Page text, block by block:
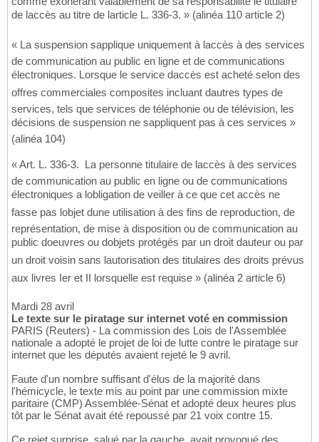
de laccès au titre de larticle L. 336-3. » (alinéa 110 article 2)
« La suspension sapplique uniquement à laccès à des services
de communication au public en ligne et de communications
électroniques. Lorsque le service daccès est acheté selon des
offres commerciales composites incluant dautres types de
services, tels que services de téléphonie ou de télévision, les
décisions de suspension ne sappliquent pas à ces services »
(alinéa 104)
« Art. L. 336-3.  La personne titulaire de laccès à des services
de communication au public en ligne ou de communications
électroniques a lobligation de veiller à ce que cet accès ne
fasse pas lobjet dune utilisation à des fins de reproduction, de
représentation, de mise à disposition ou de communication au
public doeuvres ou dobjets protégés par un droit dauteur ou par
un droit voisin sans lautorisation des titulaires des droits prévus
aux livres Ier et II lorsquelle est requise » (alinéa 2 article 6)
Mardi 28 avril
Le texte sur le piratage sur internet voté en commission
PARIS (Reuters) - La commission des Lois de l'Assemblée
nationale a adopté le projet de loi de lutte contre le piratage sur
internet que les députés avaient rejeté le 9 avril.
Faute d'un nombre suffisant d'élus de la majorité dans
l'hémicycle, le texte mis au point par une commission mixte
paritaire (CMP) Assemblée-Sénat et adopté deux heures plus
tôt par le Sénat avait été repoussé par 21 voix contre 15.